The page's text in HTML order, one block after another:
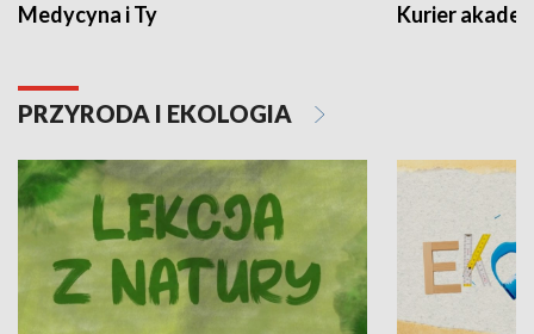
Medycyna i Ty Kurier
PRZYRODA I EKOLOGIA